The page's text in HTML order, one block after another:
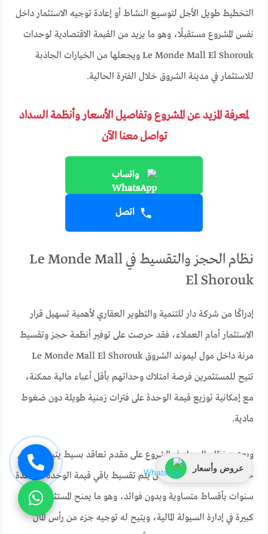
التخطيط طويل الأجل لتوسيع النشاط أو إعادة توجيه الاستثمار داخل
نفس المشروع مستقبلًا، وهو ما يزيد من القيمة الاقتصادية لوحدات
Le Monde Mall El Shorouk ويجعلها من الخيارات الجاذبة
للاستثمار في مدينة الشروق خلال الفترة الحالية.
لمعرفة المزيد عن المشروع وتفاصيل الأسعار وأنظمة السداد
تواصل معنا الآن
واتساب
اتصل
نظام الحجز والتقسيط في Le Monde Mall
El Shorouk
إدراكًا من شركة دار للتنمية والتطوير العقاري لأهمية تسهيل قرار
الاستثمار أمام العملاء، فقد حرصت على توفير أنظمة حجز وتقسيط
مرنة داخل مول ليموند الشروق Le Monde Mall El Shorouk
تتيح للمستثمرين فرصة امتلاك وحداتهم بأقل أعباء مالية ممكنة،
مع إمكانية توزيع قيمة الوحدة على فترات زمنية طويلة دون ضغوط
مادية.
ويعتمد نظام السداد في المشروع على مقدم تعاقد بسيط يتيح للعميل
حجز وحدته بسهولة، على أن يتم تقسيط باقي قيمة الوحدة على عدة
سنوات بأقساط متساوية وبدون فوائد، وهو ما يمنح المستثمر مرونة
كبيرة في إدارة السيولة المالية، ويتيح له توجيه جزء من رأس المال
عروض وأسعار